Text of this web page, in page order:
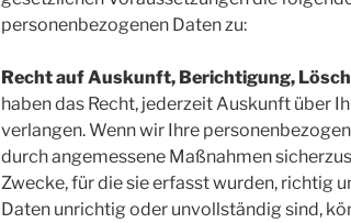
personenbezogenen Daten zu:
Recht auf Auskunft, Berichtigung,
haben das Recht, jederzeit Auskunft über
verlangen. Wenn wir Ihre
durch angemessene Maßnahmen
Zwecke, für die sie erfasst wurden, richtig
Daten unrichtig oder unvollständig sind,